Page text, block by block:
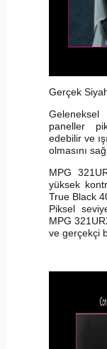
Gerçek
Geleneksel
paneller
edebilir ve
olmasını
MPG
yüksek
True Black
Piksel
MPG
ve gerçekçi